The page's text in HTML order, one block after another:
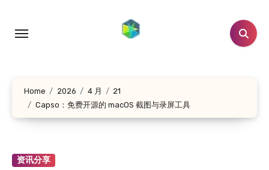
Home 2026 4 月
21
Capso：免费开源的 macOS 截图与录屏工具
资讯分享